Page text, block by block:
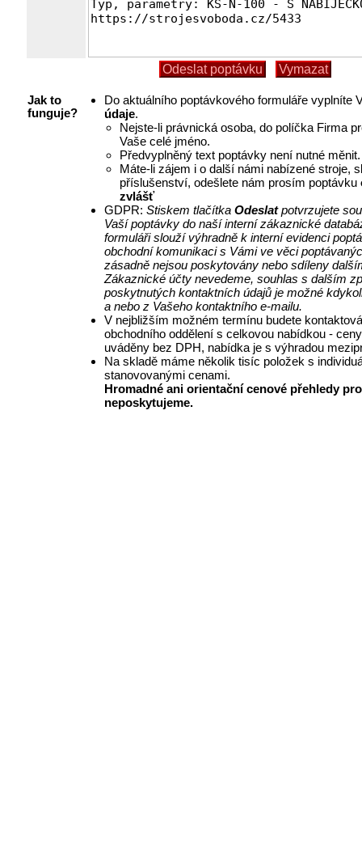
Jak to
funguje?
Do aktuálního poptávkového formuláře vyplníte
údaje.
Nejste-li právnická osoba, do políčka Firma
Vaše celé jméno.
Předvyplněný text poptávky není nutné měnit.
Máte-li zájem i o další námi nabízené stroje,
příslušenství, odešlete nám prosím poptávku
zvlášť
GDPR: Stiskem tlačítka Odeslatpotvrzujete
Vaší poptávky do naší interní zákaznické
formuláři slouží výhradně k interní evidenci
obchodní komunikaci s Vámi ve věci
zásadně nejsou poskytovány nebo sdíleny
Zákaznické účty nevedeme, souhlas s dalším
poskytnutých kontaktních údajů je možné
a nebo z Vašeho kontaktního e-mailu.
V nejbližším možném termínu budete
obchodního oddělení s celkovou nabídkou -
uváděny bez DPH, nabídka je s výhradou
Na skladě máme několik tisíc položek s
stanovovanými cenami.
Hromadné ani orientační cenové přehledy
neposkytujeme.